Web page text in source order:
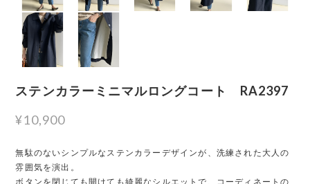
ステンカラーミニマルロングコート RA2397
¥10,900
無駄のないシンプルなステンカラーデザインが、洗練された大人の
雰囲気を演出。
ボタンを閉じても開けても綺麗なシルエットで、コーディネートの